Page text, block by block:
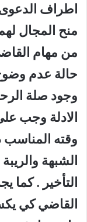
اطراف الدعوى
منح المجال
من مهام
حالة عدم
وجود صلة
الادلة وجب
وقته
الشبهة
التأخير . كما
القاضي كي